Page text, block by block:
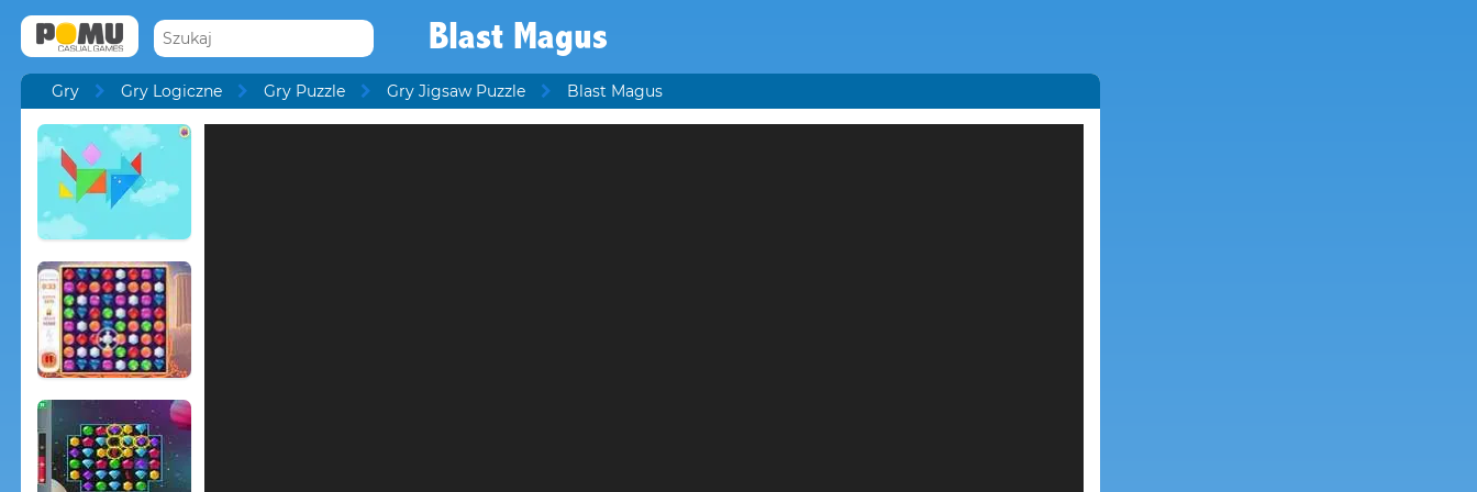
Blast Magus
Gry Gry Logiczne Gry Puzzle Gry Jigsaw Puzzle Blast Magus